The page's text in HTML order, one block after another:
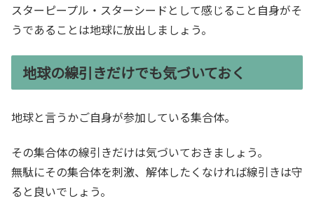
スターピープル・スターシードとして感じること自身がそ
うであることは地球に放出しましょう。
地球の線引きだけでも気づいておく
地球と言うかご自身が参加している集合体。
その集合体の線引きだけは気づいておきましょう。
無駄にその集合体を刺激、解体したくなければ線引きは守
ると良いでしょう。